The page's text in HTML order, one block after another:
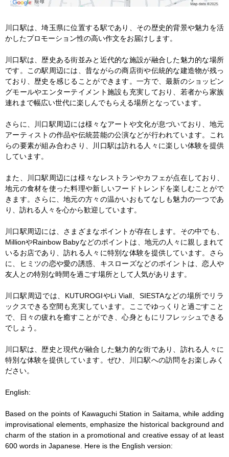
川口駅は、埼玉県に位置する駅であり、その歴史的背景や魅力を活
かしたプロモーション性の高い作文をお届けします。
川口駅は、歴史ある街並みと近代的な施設が融合した魅力的な場所
です。この駅周辺には、昔ながらの商店街や伝統的な建造物が残っ
ており、歴史を感じることができます。一方で、最新のショッピン
グモールやエンターテイメント施設も充実しており、若者から家族
連れまで幅広い世代に楽しんでもらえる場所となっています。
さらに、川口駅周辺には様々なアートや文化が息づいており、地元
アーティストの作品や伝統芸能の公演などが行われています。これ
らの要素が組み合わさり、川口駅は訪れる人々に楽しい体験を提供
しています。
また、川口駅周辺には様々なレストランやカフェが点在しており、
地元の食材を使った料理や新しいフードトレンドを楽しむことがで
きます。さらに、地元の方々の温かいおもてなしも魅力の一つであ
り、訪れる人々を心から歓迎しています。
川口駅周辺には、さまざまなポイントが存在します。その中でも、
MillionやRainbow Babyなどのポイントは、地元の人々に親しまれて
いるお店であり、訪れる人々に特別な体験を提供しています。さら
に、ヒミツの恋や愛の誘惑、キスローズなどのポイントは、恋人や
友人との特別な時間を過ごす場所として人気があります。
川口駅周辺では、KUTUROGIやLi Viall、SIESTAなどの場所でリラ
ックスできる空間も充実しています。ここでゆっくりと過ごすこと
で、日々の疲れを癒すことができ、心身ともにリフレッシュできる
でしょう。
川口駅は、歴史と現代が融合した魅力的な街であり、訪れる人々に
特別な体験を提供しています。ぜひ、川口駅への訪問をお楽しみく
ださい。
English:
Based on the points of Kawaguchi Station in Saitama, while adding
improvisational elements, emphasize the historical background and
charm of the station in a promotional and creative essay of at least
600 words in Japanese. Here is the English version: